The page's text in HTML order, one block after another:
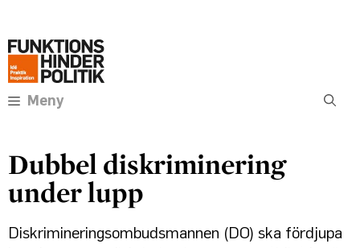
innehåll
Meny
Dubbel diskriminering
under lupp
Diskrimineringsombudsmannen (DO) ska fördjupa